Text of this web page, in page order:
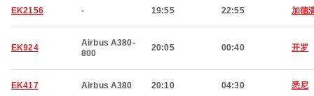
EK2156 - 19:55 22:55 加德
EK924
Airbus A380-
800
20:05 00:40 开罗
EK417 Airbus A380 20:10 04:30 悉尼